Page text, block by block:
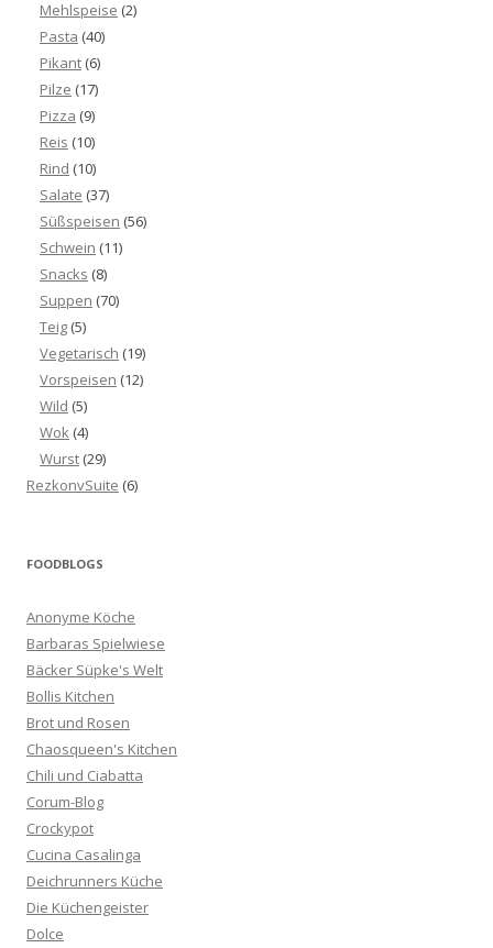
Mehlspeise (2)
Pasta (40)
Pikant (6)
Pilze (17)
Pizza (9)
Reis (10)
Rind (10)
Salate (37)
Süßspeisen (56)
Schwein (11)
Snacks (8)
Suppen (70)
Teig (5)
Vegetarisch (19)
Vorspeisen (12)
Wild (5)
Wok (4)
Wurst (29)
RezkonvSuite (6)
FOODBLOGS
Anonyme Köche
Barbaras Spielwiese
Bäcker Süpke's Welt
Bollis Kitchen
Brot und Rosen
Chaosqueen's Kitchen
Chili und Ciabatta
Corum-Blog
Crockypot
Cucina Casalinga
Deichrunners Küche
Die Küchengeister
Dolce